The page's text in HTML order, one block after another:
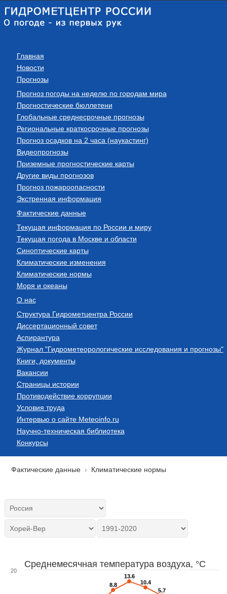
Главная
Новости
Прогнозы
Прогноз погоды на неделю по городам мира
Прогностические бюллетени
Глобальные среднесрочные прогнозы
Региональные краткосрочные прогнозы
Прогноз осадков на 2 часа (наукастинг)
Видеопрогнозы
Приземные прогностические карты
Другие виды прогнозов
Прогноз пожароопасности
Экстренная информация
Фактические данные
Текущая информация по России и миру
Текущая погода в Москве и области
Синоптические карты
Климатические изменения
Климатические нормы
Моря и океаны
О нас
Структура Гидрометцентра России
Диссертационный совет
Аспирантура
Журнал "Гидрометеорологические исследования и прогнозы"
Книги, документы
Вакансии
Страницы истории
Противодействие коррупции
Условия труда
Интервью о сайте Meteoinfo.ru
Научно-техническая библиотека
Конкурсы
Фактические данные Климатические нормы
Среднемесячная температура воздуха, °C
8.8
8.8
13.6
13.6
10.4
10.4
5.7
5.7
20